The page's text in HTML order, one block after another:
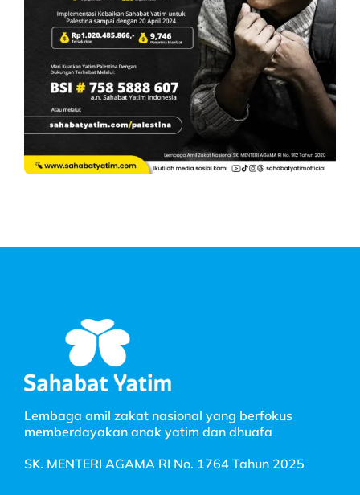
Lembaga amil zakat nasional yang berfokus
memberdayakan anak yatim dan dhuafa
SK. MENTERI AGAMA RI No. 1764 Tahun 2025